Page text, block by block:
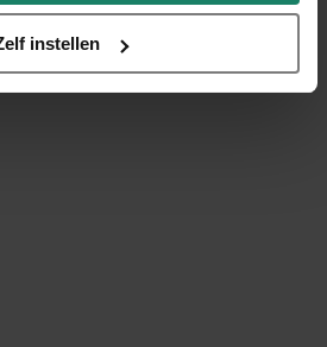
instellen